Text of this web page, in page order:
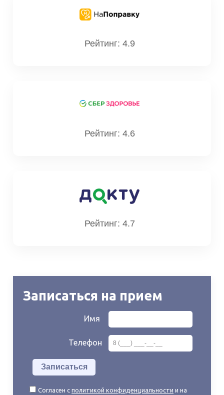
Стаж: 10 лет
Врач-рентгенолог
Васильковская
116
Рейтинг: 4.9
Рейтинг: 4.6
Рейтинг: 4.7
Записаться на прием
Имя
Телефон
Согласен сполитикой конфиденциальности и на